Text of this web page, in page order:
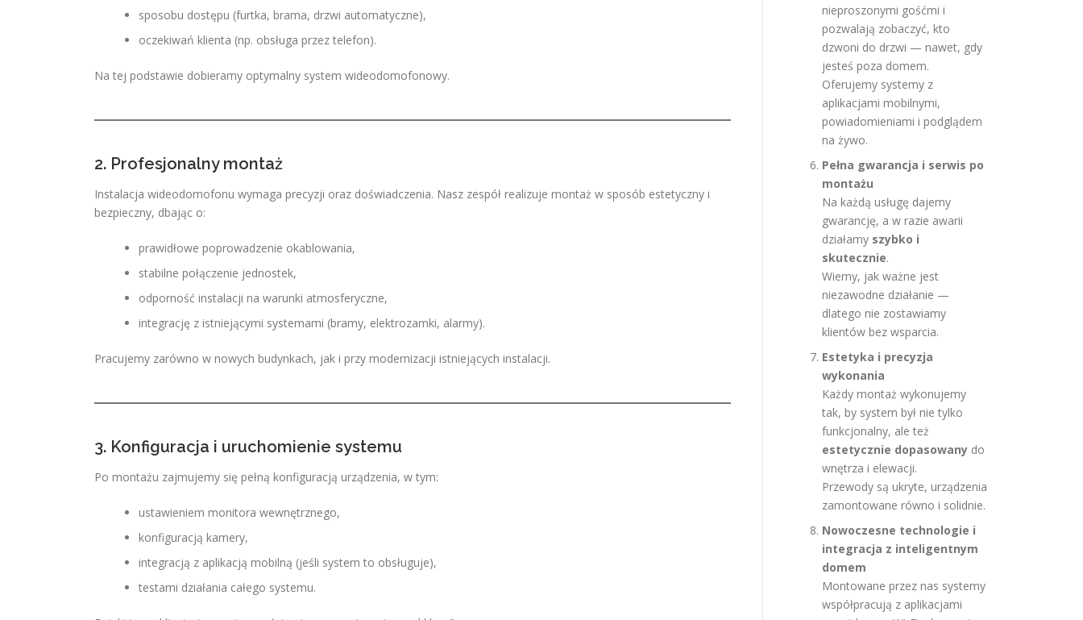
sposobu dostępu (furtka, brama, drzwi automatyczne),
oczekiwań klienta (np. obsługa przez telefon).
Na tej podstawie dobieramy optymalny system wideodomofonowy.
2. Profesjonalny montaż
Instalacja wideodomofonu wymaga precyzji oraz doświadczenia. Nasz zespół realizuje montaż w sposób estetyczny i
bezpieczny, dbając o:
prawidłowe poprowadzenie okablowania,
stabilne połączenie jednostek,
odporność instalacji na warunki atmosferyczne,
integrację z istniejącymi systemami (bramy, elektrozamki, alarmy).
Pracujemy zarówno w nowych budynkach, jak i przy modernizacji istniejących instalacji.
3. Konfiguracja i uruchomienie systemu
Po montażu zajmujemy się pełną konfiguracją urządzenia, w tym:
ustawieniem monitora wewnętrznego,
konfiguracją kamery,
integracją z aplikacją mobilną (jeśli system to obsługuje),
testami działania całego systemu.
nieproszonymi gośćmi i
pozwalają zobaczyć, kto
dzwoni do drzwi — nawet, gdy
jesteś poza domem.
Oferujemy systemy z
aplikacjami mobilnymi,
powiadomieniami i podglądem
na żywo.
Pełna gwarancja i serwis po
montażu
Na każdą usługę dajemy
gwarancję, a w razie awarii
działamy szybko i
skutecznie.
Wiemy, jak ważne jest
niezawodne działanie —
dlatego nie zostawiamy
klientów bez wsparcia.
Estetyka i precyzja
wykonania
Każdy montaż wykonujemy
tak, by system był nie tylko
funkcjonalny, ale też
estetycznie dopasowany do
wnętrza i elewacji.
Przewody są ukryte, urządzenia
zamontowane równo i solidnie.
Nowoczesne technologie i
integracja z inteligentnym
domem
Montowane przez nas systemy
współpracują z aplikacjami